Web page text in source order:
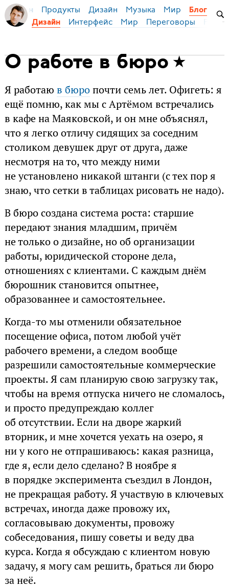
Бирман Продукты Дизайн Музыка Мир
Блог
Дизайн
Интерфейс Мир Переговоры
О работе в бюро
Я работаю в бюропочти семь лет. Офигеть: я
ещё помню, как мы с Артёмом встречались
в кафе на Маяковской, и он мне объяснял,
что я легко отличу сидящих за соседним
столиком девушек друг от друга, даже
несмотря на то, что между ними
не установлено никакой штанги (с тех пор я
знаю, что сетки в таблицах рисовать не надо).
В бюро создана система роста: старшие
передают знания младшим, причём
не только о дизайне, но об организации
работы, юридической стороне дела,
отношениях с клиентами. С каждым днём
бюрошник становится опытнее,
образованнее и самостоятельнее.
Когда-то мы отменили обязательное
посещение офиса, потом любой учёт
рабочего времени, а следом вообще
разрешили самостоятельные коммерческие
проекты. Я сам планирую свою загрузку так,
чтобы на время отпуска ничего не сломалось,
и просто предупреждаю коллег
об отсутствии. Если на дворе жаркий
вторник, и мне хочется уехать на озеро, я
ни у кого не отпрашиваюсь: какая разница,
где я, если дело сделано? В ноябре я
в порядке эксперимента съездил в Лондон,
не прекращая работу. Я участвую в ключевых
встречах, иногда даже провожу их,
согласовываю документы, провожу
собеседования, пишу советы и веду два
курса. Когда я обсуждаю с клиентом новую
задачу, я могу сам решить, браться ли бюро
за неё.